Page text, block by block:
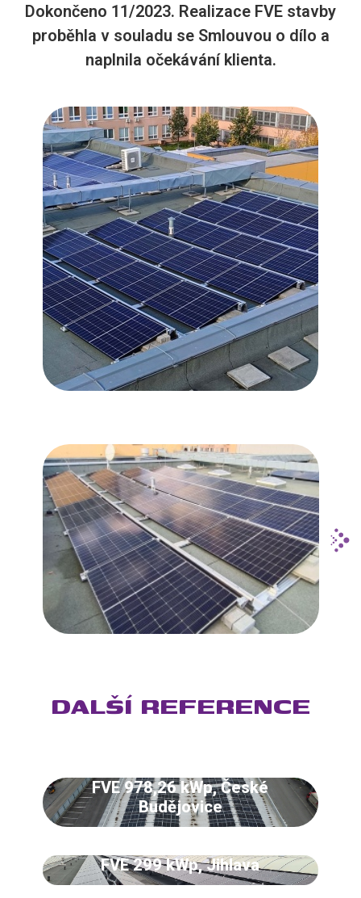
Dokončeno 11/2023. Realizace FVE stavby
proběhla v souladu se Smlouvou o dílo a
naplnila očekávání klienta.
DALŠÍ REFERENCE
FVE 978,26 kWp, České
Budějovice
FVE 299 kWp, Jihlava